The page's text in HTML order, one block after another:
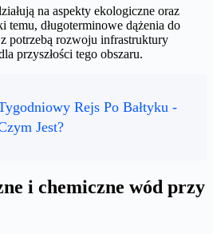
na aspekty ekologiczne oraz
temu, długoterminowe dążenia do
potrzebą rozwoju infrastruktury
przyszłości tego obszaru.
Rejs Po Bałtyku -
Jest?
i chemiczne wód przy